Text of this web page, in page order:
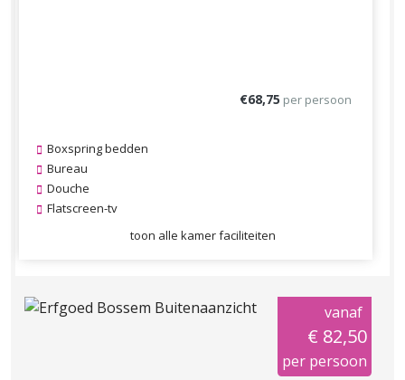
€68,75 per persoon
Boxspring bedden
Bureau
Douche
Flatscreen-tv
toon alle kamer faciliteiten
vanaf
€ 82,50
per persoon